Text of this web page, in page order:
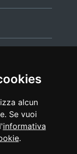
alcun
Se vuoi
informativa
.